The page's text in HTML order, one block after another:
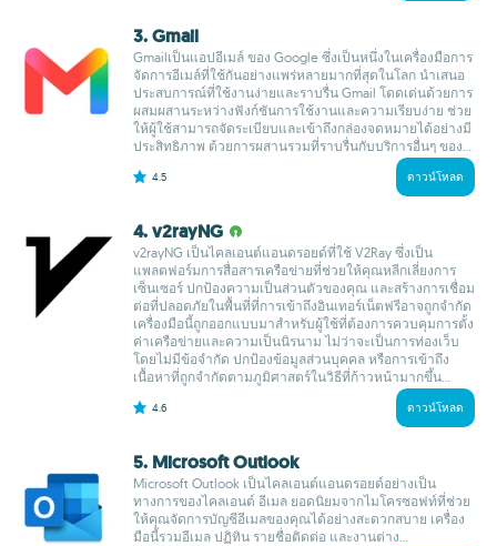
3. Gmail
Gmailเป็นแอปอีเมล์ ของ Google ซึ่งเป็นหนึ่งในเครื่องมือการ
จัดการอีเมล์ที่ใช้กันอย่างแพร่หลายมากที่สุดในโลก นำเสนอ
ประสบการณ์ที่ใช้งานง่ายและราบรื่น Gmail โดดเด่นด้วยการ
ผสมผสานระหว่างฟังก์ชันการใช้งานและความเรียบง่าย ช่วย
ให้ผู้ใช้สามารถจัดระเบียบและเข้าถึงกล่องจดหมายได้อย่างมี
ประสิทธิภาพ ด้วยการผสานรวมที่ราบรื่นกับบริการอื่นๆ ของ...
4.5 ดาวน์โหลด
4. v2rayNG
v2rayNG เป็นไคลเอนต์แอนดรอยด์ที่ใช้ V2Ray ซึ่งเป็น
แพลตฟอร์มการสื่อสารเครือข่ายที่ช่วยให้คุณหลีกเลี่ยงการ
เซ็นเซอร์ ปกป้องความเป็นส่วนตัวของคุณ และสร้างการเชื่อม
ต่อที่ปลอดภัยในพื้นที่ที่การเข้าถึงอินเทอร์เน็ตฟรีอาจถูกจำกัด
เครื่องมือนี้ถูกออกแบบมาสำหรับผู้ใช้ที่ต้องการควบคุมการตั้ง
ค่าเครือข่ายและความเป็นนิรนาม ไม่ว่าจะเป็นการท่องเว็บ
โดยไม่มีข้อจำกัด ปกป้องข้อมูลส่วนบุคคล หรือการเข้าถึง
เนื้อหาที่ถูกจำกัดตามภูมิศาสตร์ในวิธีที่ก้าวหน้ามากขึ้น...
4.6 ดาวน์โหลด
5. Microsoft Outlook
Microsoft Outlook เป็นไคลเอนต์แอนดรอยด์อย่างเป็น
ทางการของไคลเอนต์ อีเมล ยอดนิยมจากไมโครซอฟท์ที่ช่วย
ให้คุณจัดการบัญชีอีเมลของคุณได้อย่างสะดวกสบาย เครื่อง
มือนี้รวมอีเมล ปฏิทิน รายชื่อติดต่อ และงานต่าง...